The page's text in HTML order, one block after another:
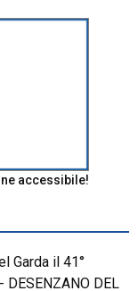
accessibile!
Garda il 41°
DEL